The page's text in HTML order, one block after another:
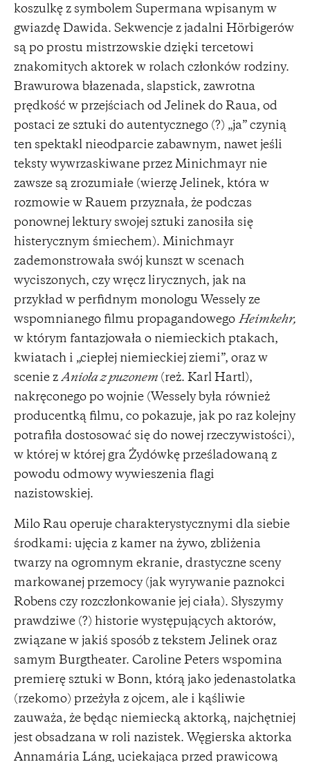
koszulkę z symbolem Supermana wpisanym w
gwiazdę Dawida. Sekwencje z jadalni Hörbigerów
są po prostu mistrzowskie dzięki tercetowi
znakomitych aktorek w rolach członków rodziny.
Brawurowa błazenada, slapstick, zawrotna
prędkość w przejściach od Jelinek do Raua, od
postaci ze sztuki do autentycznego (?) „ja” czynią
ten spektakl nieodparcie zabawnym, nawet jeśli
teksty wywrzaskiwane przez Minichmayr nie
zawsze są zrozumiałe (wierzę Jelinek, która w
rozmowie w Rauem przyznała, że podczas
ponownej lektury swojej sztuki zanosiła się
histerycznym śmiechem). Minichmayr
zademonstrowała swój kunszt w scenach
wyciszonych, czy wręcz lirycznych, jak na
przykład w perfidnym monologu Wessely ze
wspomnianego filmu propagandowego Heimkehr,
w którym fantazjowała o niemieckich ptakach,
kwiatach i „ciepłej niemieckiej ziemi”, oraz w
scenie z Anioła z puzonem (reż. Karl Hartl),
nakręconego po wojnie (Wessely była również
producentką filmu, co pokazuje, jak po raz kolejny
potrafiła dostosować się do nowej rzeczywistości),
w której w której gra Żydówkę prześladowaną z
powodu odmowy wywieszenia flagi
nazistowskiej.
Milo Rau operuje charakterystycznymi dla siebie
środkami: ujęcia z kamer na żywo, zbliżenia
twarzy na ogromnym ekranie, drastyczne sceny
markowanej przemocy (jak wyrywanie paznokci
Robens czy rozczłonkowanie jej ciała). Słyszymy
prawdziwe (?) historie występujących aktorów,
związane w jakiś sposób z tekstem Jelinek oraz
samym Burgtheater. Caroline Peters wspomina
premierę sztuki w Bonn, którą jako jedenastolatka
(rzekomo) przeżyła z ojcem, ale i kąśliwie
zauważa, że będąc niemiecką aktorką, najchętniej
jest obsadzana w roli nazistek. Węgierska aktorka
Annamária Láng, uciekająca przed prawicową